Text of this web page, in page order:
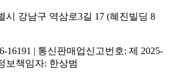
시 강남구 역삼로3길 17 (혜진빌딩 8
16191 | 통신판매업신고번호: 제 2025-
보책임자: 한상범